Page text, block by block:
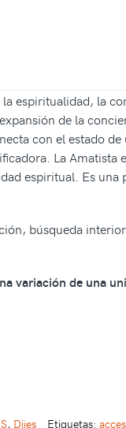
espiritualidad, la
de la
con el estado
La
espiritual. Es una
búsqueda
variación de una
, Dijes Etiquetas: